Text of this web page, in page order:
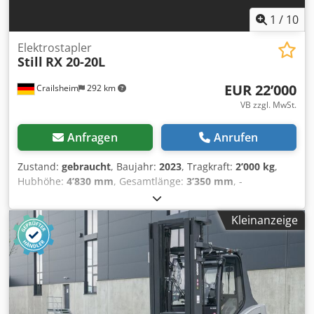
1 / 10
Crailsheim 292 km
Elektrostapler
Still RX 20-20L
EUR 22’000
VB zzgl. MwSt.
Anfragen Anrufen
Zustand: gebraucht, Baujahr: 2023, Tragkraft: 2’000 kg,
Hubhöhe: 4’830 mm, Gesamtlänge: 3’350 mm, -
Bedienung: Sitz - Lastschwerpunkt: 500 mm - Lastabstand
388 mm - Achslast mit Last vorn/hinten: 4860/623 kg -
Achslast ohne Last vorn/hinten 1689/1794kg - Spurweite
vorn/hinten 942/172 mm - Neigung Hubgerüst/Gabelträger
vor/zurück α/β 5/6 ° - Höhe über Schutzdach (niedrige
Variante) 2035 (1949) mm - Sitzhöhe/Standhöhe 965 mm -
Kupplunghöhe 473 mm - Gabelträger DIN 15173,
Klasse/Form A, B: ISO II A - Arbeitsgangbreite bei Palette
Kleinanzeige